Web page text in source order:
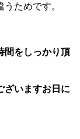
ためです。
間をしっかり頂
ざいますお日に